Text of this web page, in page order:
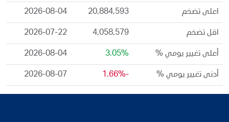
اعلى تضخم 20,884,593
2026-08-04
اقل تضخم 4,058,579
2026-07-22
أعلى تغيير يومي % 3.05%
2026-08-04
أدنى تغيير يومي % -1.66%
2026-08-07